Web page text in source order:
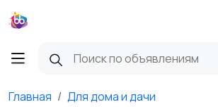
Главная Для дома и дачи